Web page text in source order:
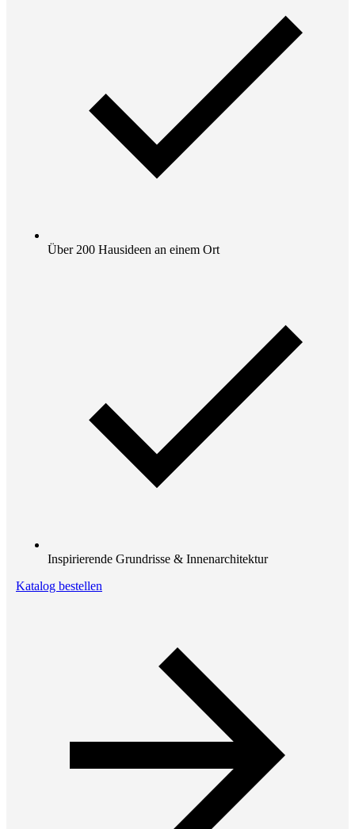
Über 200 Hausideen an einem Ort
Inspirierende Grundrisse & Innenarchitektur
Katalog bestellen